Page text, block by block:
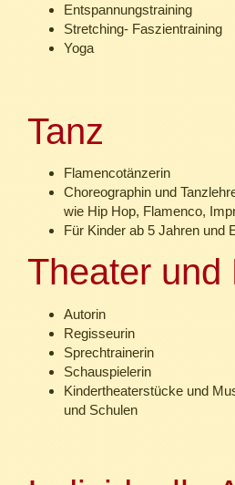
Entspannungstraining
Stretching- Faszientraining
Yoga
Tanz
Flamencotänzerin
Choreographin und
wie Hip Hop, Flamenco,
Für Kinder ab 5 Jahren und
Theater und
Autorin
Regisseurin
Sprechtrainerin
Schauspielerin
Kindertheaterstücke und
und Schulen